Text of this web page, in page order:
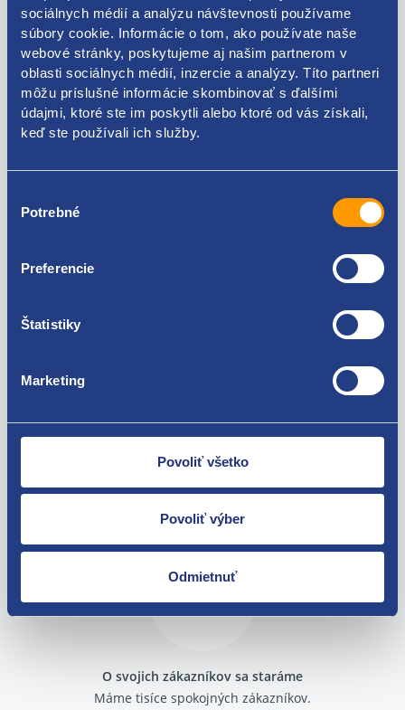
sociálnych médií a analýzu návštevnosti používame
súbory cookie. Informácie o tom, ako používate naše
webové stránky, poskytujeme aj našim partnerom v
oblasti sociálnych médií, inzercie a analýzy. Títo partneri
môžu príslušné informácie skombinovať s ďalšími
údajmi, ktoré ste im poskytli alebo ktoré od vás získali,
keď ste používali ich služby.
súhlasu
Potrebné
Preferencie
Štatistiky
Marketing
Povoliť všetko
Povoliť výber
Odmietnuť
VAG originál: 5L1941018A
Kódy produktov
5L1941018A
Použiteľné pre vozidlá
Škoda Yeti
Nie ste spokojní? Vyriešime to!
Tovar môžete vrátiť do 60 dní od
zakúpenia. Alebo vám pošleme náhradu.
O svojich zákazníkov sa staráme
Máme tisíce spokojných zákazníkov.